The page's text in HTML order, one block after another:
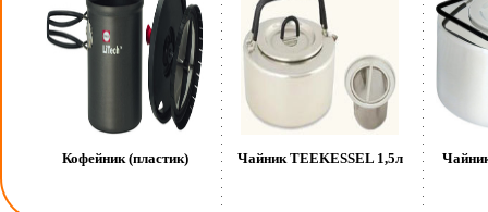
Кофейник (пластик) Чайник TEEKESSEL 1,5л